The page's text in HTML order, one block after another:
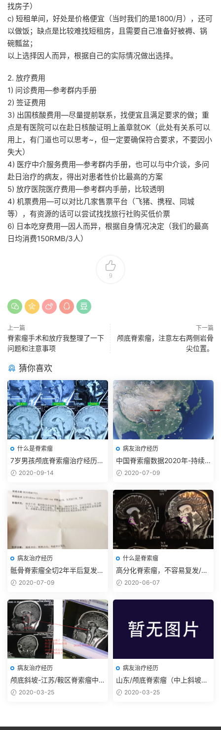
找房子）
c) 短租单间，好处是价格便宜（当时我们的是1800/月），还可
以做饭；缺点是比较难找短租房，且需要自己准备好被褥、锅
碗瓢盆；
以上选择因人而异，根据自己的实际情况做出选择。
2. 放疗费用
1) 问诊费用—参考群内手册
2) 签证费用
3) 出国核酸费用—尽量提前联系，找便宜且满足要求的做；重
点是有医院可以在赴日核酸证明上盖章就OK（此处有关系可以
用上，有门道也可以思考~，但一定要确保符合要求，不要因小
失大）
4) 医疗中介服务费用—参考群内手册，也可以与中介谈，多问
赴日治疗的病友，得出对患者性价比最高的方案
5) 放疗医院医疗费用—参考群内手册，比较透明
4) 机票费用—可以对比几家售票平台（飞猪、携程、同城
等），有资源的话可以尝试找找旅行社购买低价票
6) 日本吃穿费用—因人而异，根据自身情况决定（我们的最高
日均消费150RMB/3人）
9
上一篇
脊索瘤手术和放疗我整理了一下
问题和注意事项
下一篇
颅底脊索瘤，注意左右两侧岩骨
尖位置。
猜你喜欢
什么是脊索瘤
7岁男孩颅底脊索瘤治疗经历-
持续更新2024-10-29
2020-09-14
病友治疗经历
中国脊索瘤数据2020年-持续
更新2020-07-09
病友治疗经历
骶骨脊索瘤全切2年半后复发-e
son2020-07-09
什么是脊索瘤
高分化脊索瘤，不容易复发/复
发慢2020-06-07
病友治疗经历
颅底斜坡-江苏/鞍区脊索瘤中
上斜坡背侧型/小陈
2020-03-25
病友治疗经历
山东/颅底脊索瘤（中上斜坡背
侧型）治疗经过
2020-03-25